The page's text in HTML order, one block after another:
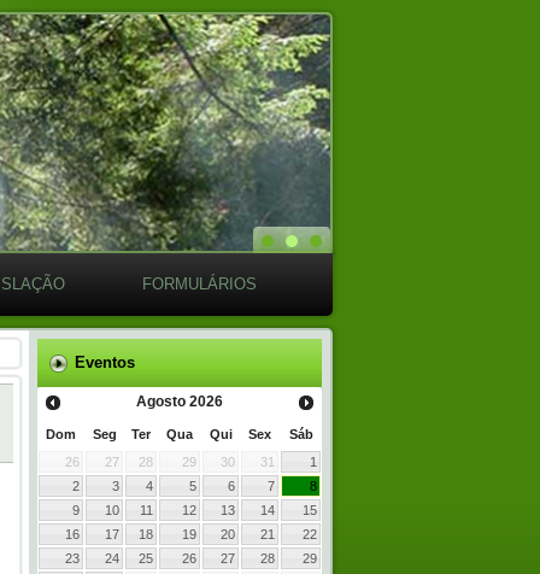
FORMULÁRIOS
Eventos
Agosto 2026
Dom Seg Ter Qua Qui Sex
Sáb
26
27 28 29 30 31
1
2
3 4 5 6 7
8
9
10 11 12 13 14
15
16
17 18 19 20 21
22
23
24 25 26 27 28
29